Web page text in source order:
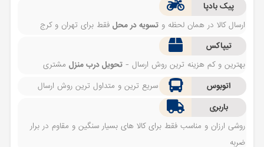
پیک بادپا
ارسال کالا در همان لحظه وتسویه در محل فقط برای تهران و کرج
تیپاکس
بهترین و کم هزینه ترین روش ارسال -تحویل درب منزل مشتری
اتوبوس
سریع ترین و متداول ترین روش ارسال
باربری
روشی ارزان و مناسب فقط برای کالا های بسیار سنگین و مقاوم در برار
ضربه